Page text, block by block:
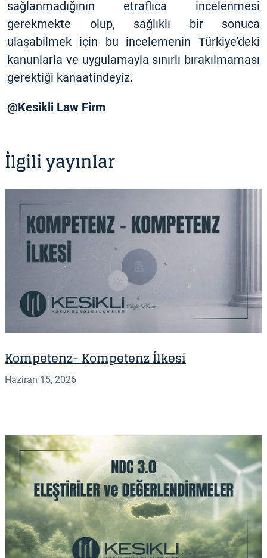
sağlanmadığının etraflıca incelenmesi
gerekmekte olup, sağlıklı bir sonuca
ulaşabilmek için bu incelemenin Türkiye’deki
kanunlarla ve uygulamayla sınırlı bırakılmaması
gerektiği kanaatindeyiz.
@Kesikli Law Firm
İlgili yayınlar
Kompetenz- Kompetenz İlkesi
Haziran 15, 2026